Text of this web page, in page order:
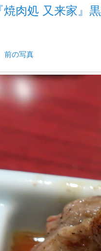
肉処 又来家』
前の写真